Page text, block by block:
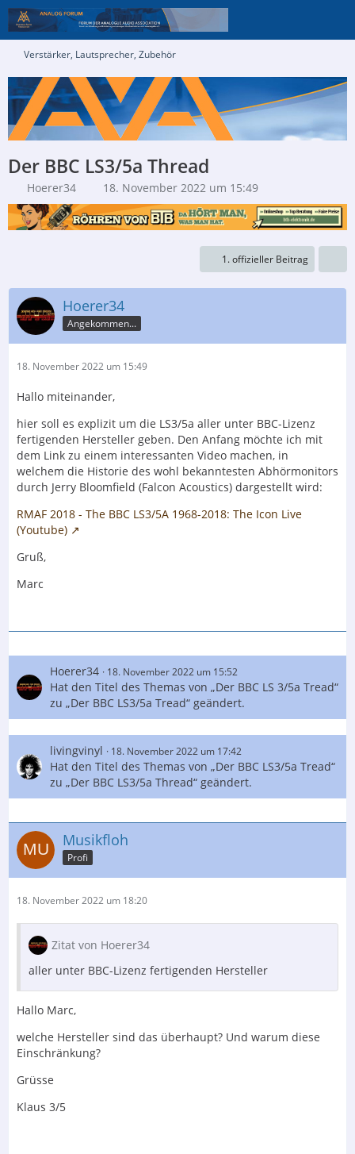
Verstärker, Lautsprecher, Zubehör
Der BBC LS3/5a Thread
Hoerer34 18. November 2022 um 15:49
1. offizieller Beitrag
Hoerer34
Angekommen...
18. November 2022 um 15:49
Hallo miteinander,
hier soll es explizit um die LS3/5a aller unter BBC-Lizenz
fertigenden Hersteller geben. Den Anfang möchte ich mit
dem Link zu einem interessanten Video machen, in
welchem die Historie des wohl bekanntesten Abhörmonitors
durch Jerry Bloomfield (Falcon Acoustics) dargestellt wird:
RMAF 2018 - The BBC LS3/5A 1968-2018: The Icon Live
(Youtube)
Gruß,
Marc
Hoerer34 18. November 2022 um 15:52
Hat den Titel des Themas von „Der BBC LS 3/5a Tread“
zu „Der BBC LS3/5a Tread“ geändert.
livingvinyl 18. November 2022 um 17:42
Hat den Titel des Themas von „Der BBC LS3/5a Tread“
zu „Der BBC LS3/5a Thread“ geändert.
Musikfloh
Profi
18. November 2022 um 18:20
Zitat von Hoerer34
aller unter BBC-Lizenz fertigenden Hersteller
Hallo Marc,
welche Hersteller sind das überhaupt? Und warum diese
Einschränkung?
Grüsse
Klaus 3/5